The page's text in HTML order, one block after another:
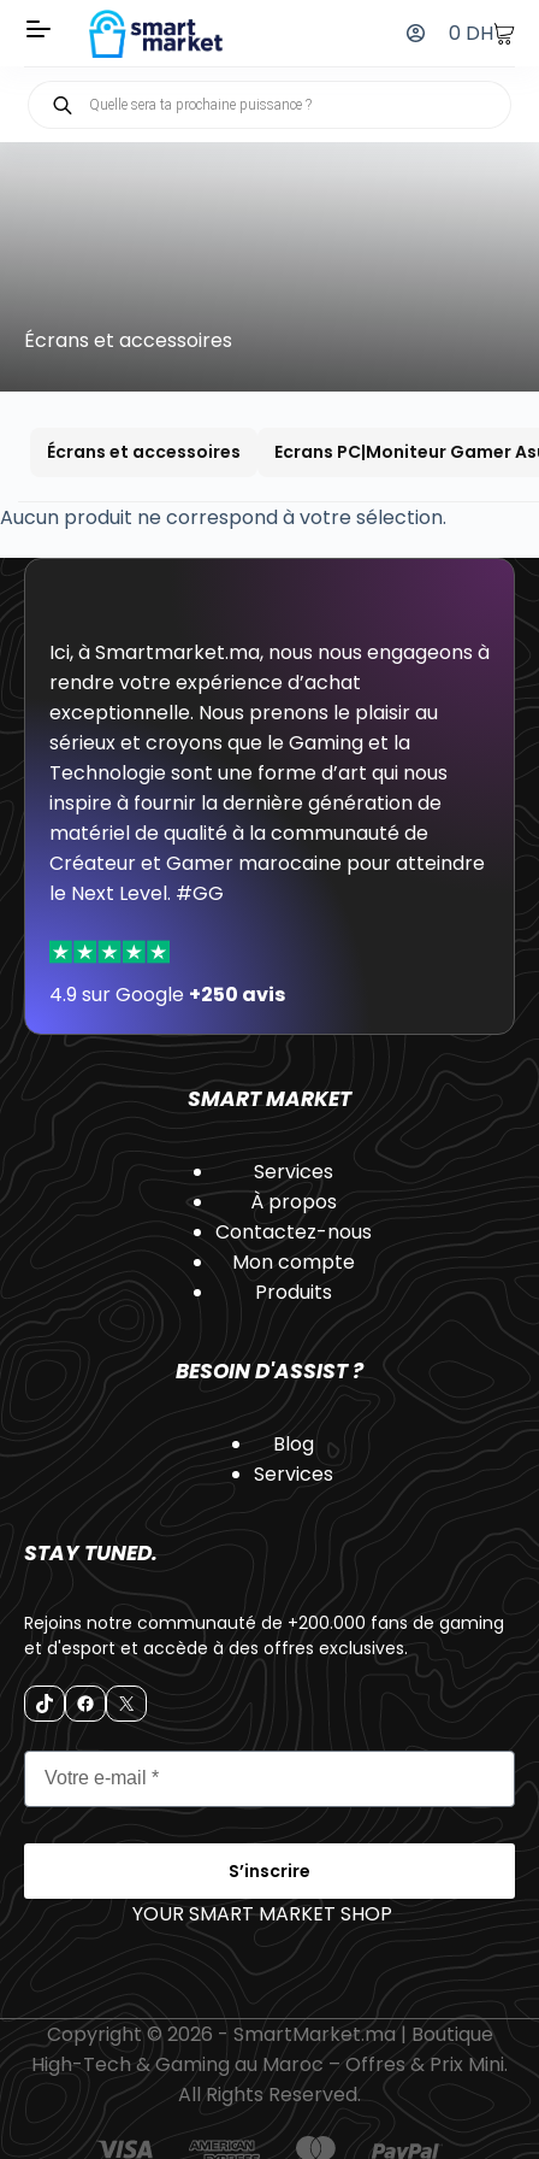
0 DH
Écrans et accessoires
Écrans et accessoires Ecrans PC|Moniteur Gamer
Aucun produit ne correspond à votre sélection.
Ici, à Smartmarket.ma, nous nous engageons à
rendre votre expérience d’achat
exceptionnelle. Nous prenons le plaisir au
sérieux et croyons que le Gaming et la
Technologie sont une forme d’art qui nous
inspire à fournir la dernière génération de
matériel de qualité à la communauté de
Créateur et Gamer marocaine pour atteindre
le Next Level. #GG
4.9 sur Google +250 avis
SMART MARKET
Services
À propos
Contactez-nous
Mon compte
Produits
BESOIN D'ASSIST ?
Blog
Services
STAY TUNED.
Rejoins notre communauté de +200.000 fans de gaming
et d'esport et accède à des offres exclusives.
S’inscrire
YOUR SMART MARKET SHOP _
Copyright © 2026 - SmartMarket.ma | Boutique
High-Tech & Gaming au Maroc – Offres & Prix Mini.
All Rights Reserved.